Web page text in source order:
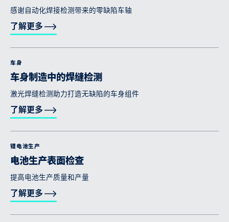
感谢自动化焊接检测带来的零缺陷车轴
了解更多
车身
车身制造中的焊缝检测
激光焊缝检测助力打造无缺陷的车身组件
了解更多
锂电池生产
电池生产表面检查
提高电池生产质量和产量
了解更多